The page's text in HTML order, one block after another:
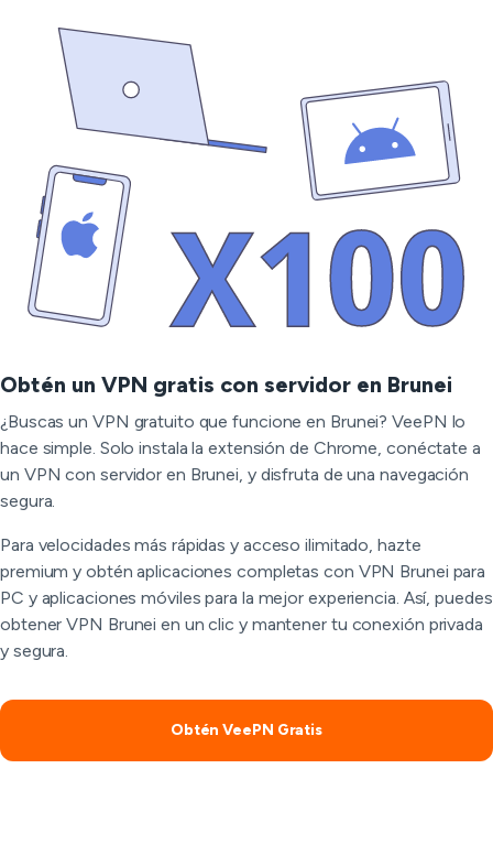
Obtén un VPN gratis con servidor en Brunei
¿Buscas un VPN gratuito que funcione en Brunei? VeePN lo
hace simple. Solo instala la extensión de Chrome, conéctate a
un VPN con servidor en Brunei, y disfruta de una navegación
segura.
Para velocidades más rápidas y acceso ilimitado, hazte
premium y obtén aplicaciones completas con VPN Brunei para
PC y aplicaciones móviles para la mejor experiencia. Así, puedes
obtener VPN Brunei en un clic y mantener tu conexión privada
y segura.
Obtén VeePN Gratis